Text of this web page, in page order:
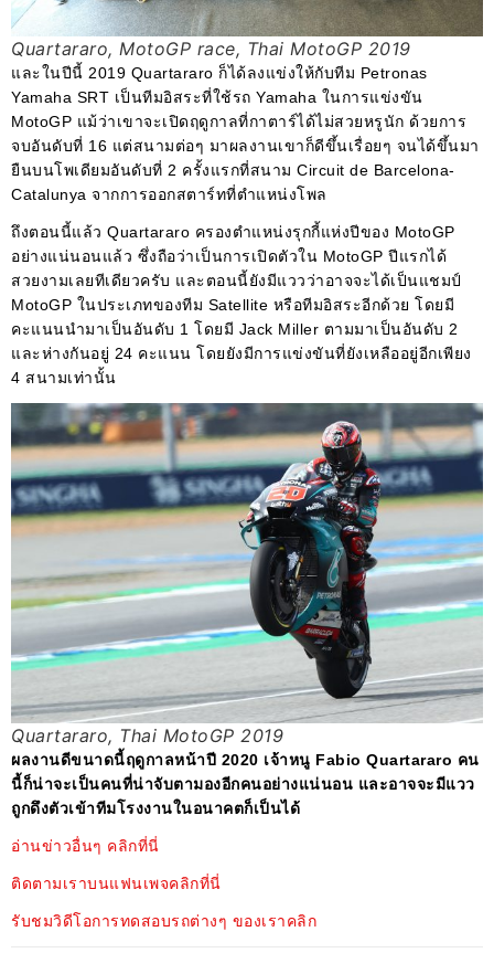
Quartararo, MotoGP race, Thai MotoGP 2019
และในปีนี้ 2019 Quartararo ก็ได้ลงแข่งให้กับทีม Petronas
Yamaha SRT เป็นทีมอิสระที่ใช้รถ Yamaha ในการแข่งขัน
MotoGP แม้ว่าเขาจะเปิดฤดูกาลที่กาตาร์ได้ไม่สวยหรูนัก ด้วยการ
จบอันดับที่ 16 แต่สนามต่อๆ มาผลงานเขาก็ดีขึ้นเรื่อยๆ จนได้ขึ้นมา
ยืนบนโพเดียมอันดับที่ 2 ครั้งแรกที่สนาม Circuit de Barcelona-
Catalunya จากการออกสตาร์ทที่ตำแหน่งโพล
ถึงตอนนี้แล้ว Quartararo ครองตำแหน่งรุกกี้แห่งปีของ MotoGP
อย่างแน่นอนแล้ว ซึ่งถือว่าเป็นการเปิดตัวใน MotoGP ปีแรกได้
สวยงามเลยทีเดียวครับ และตอนนี้ยังมีแววว่าอาจจะได้เป็นแชมป์
MotoGP ในประเภทของทีม Satellite หรือทีมอิสระอีกด้วย โดยมี
คะแนนนำมาเป็นอันดับ 1 โดยมี Jack Miller ตามมาเป็นอันดับ 2
และห่างกันอยู่ 24 คะแนน โดยยังมีการแข่งขันที่ยังเหลืออยู่อีกเพียง
4 สนามเท่านั้น
Quartararo, Thai MotoGP 2019
ผลงานดีขนาดนี้ฤดูกาลหน้าปี 2020 เจ้าหนู Fabio Quartararo คน
นี้ก็น่าจะเป็นคนที่น่าจับตามองอีกคนอย่างแน่นอน และอาจจะมีแวว
ถูกดึงตัวเข้าทีมโรงงานในอนาคตก็เป็นได้
อ่านข่าวอื่นๆ คลิกที่นี่
ติดตามเราบนแฟนเพจคลิกที่นี่
รับชมวิดีโอการทดสอบรถต่างๆ ของเราคลิก